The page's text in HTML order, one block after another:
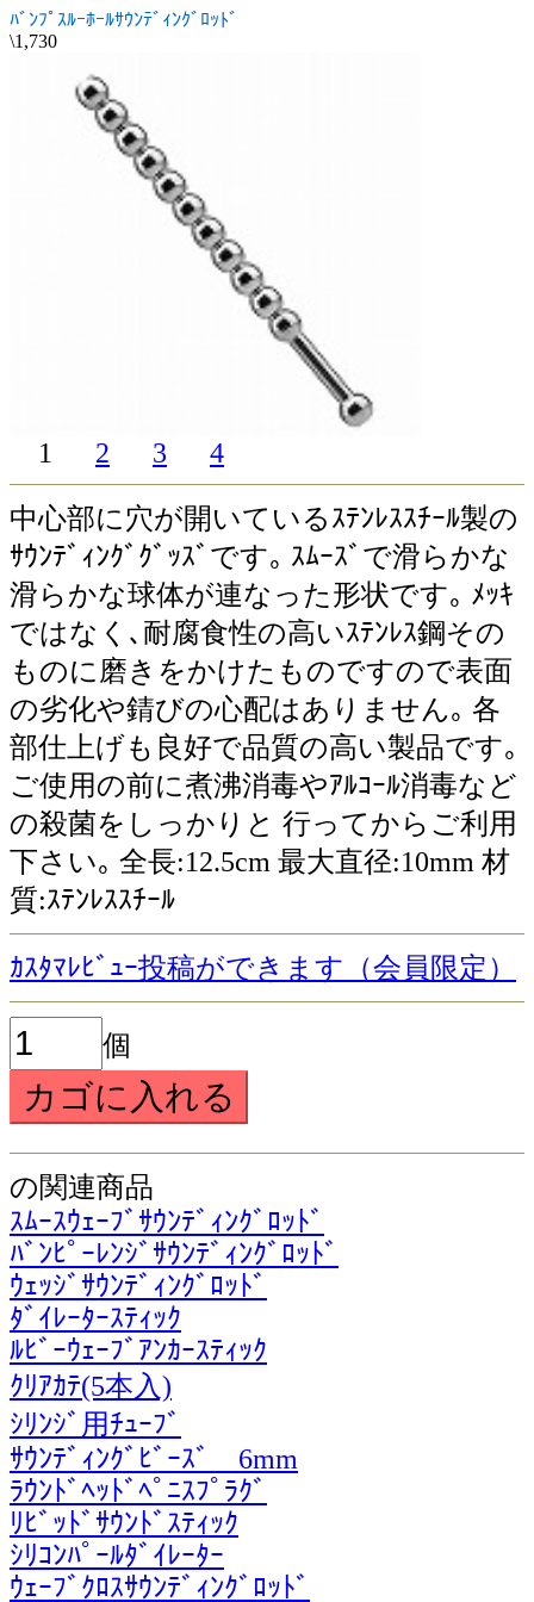
ﾊﾞﾝﾌﾟｽﾙｰﾎｰﾙｻｳﾝﾃﾞｨﾝｸﾞﾛｯﾄﾞ
\1,730
1 2 3 4
中心部に穴が開いているｽﾃﾝﾚｽｽﾁｰﾙ製の
ｻｳﾝﾃﾞｨﾝｸﾞｸﾞｯｽﾞです｡ ｽﾑｰｽﾞで滑らかな
滑らかな球体が連なった形状です｡ ﾒｯｷ
ではなく､耐腐食性の高いｽﾃﾝﾚｽ鋼その
ものに磨きをかけたものですので表面
の劣化や錆びの心配はありません｡ 各
部仕上げも良好で品質の高い製品です｡
ご使用の前に煮沸消毒やｱﾙｺｰﾙ消毒など
の殺菌をしっかりと 行ってからご利用
下さい｡ 全長:12.5cm 最大直径:10mm 材
質:ｽﾃﾝﾚｽｽﾁｰﾙ
ｶｽﾀﾏﾚﾋﾞｭｰ投稿ができます（会員限定）
個
の関連商品
ｽﾑｰｽｳｪｰﾌﾞｻｳﾝﾃﾞｨﾝｸﾞﾛｯﾄﾞ
ﾊﾞﾝﾋﾟｰﾚﾝｼﾞｻｳﾝﾃﾞｨﾝｸﾞﾛｯﾄﾞ
ｳｪｯｼﾞｻｳﾝﾃﾞｨﾝｸﾞﾛｯﾄﾞ
ﾀﾞｲﾚｰﾀｰｽﾃｨｯｸ
ﾙﾋﾞｰｳｪｰﾌﾞｱﾝｶｰｽﾃｨｯｸ
ｸﾘｱｶﾃ(5本入)
ｼﾘﾝｼﾞ用ﾁｭｰﾌﾞ
ｻｳﾝﾃﾞｨﾝｸﾞﾋﾞｰｽﾞ 6mm
ﾗｳﾝﾄﾞﾍｯﾄﾞﾍﾟﾆｽﾌﾟﾗｸﾞ
ﾘﾋﾞｯﾄﾞｻｳﾝﾄﾞｽﾃｨｯｸ
ｼﾘｺﾝﾊﾟｰﾙﾀﾞｲﾚｰﾀｰ
ｳｪｰﾌﾞｸﾛｽｻｳﾝﾃﾞｨﾝｸﾞﾛｯﾄﾞ